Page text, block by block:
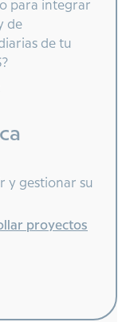
para integrar
de
de tu
y gestionar su
proyectos